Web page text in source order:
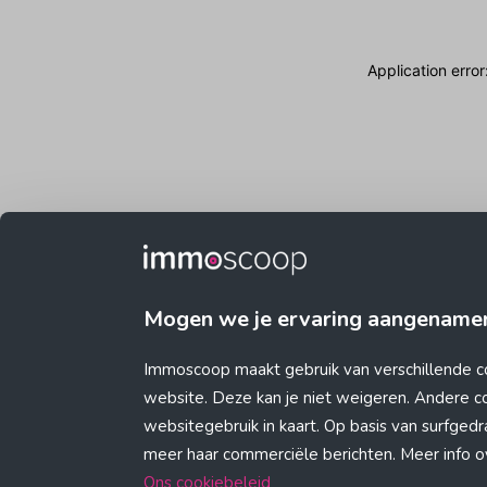
Mogen we je ervaring
Immoscoop maakt gebruik van verschillende
website. Deze kan je niet weigeren. Andere
websitegebruik in kaart. Op basis van
meer haar commerciële berichten. Meer info
Ons cookiebeleid
Application